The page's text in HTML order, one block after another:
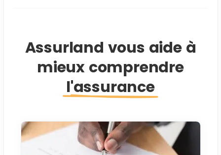
Assurland vous aide à
mieux comprendre
l'assurance